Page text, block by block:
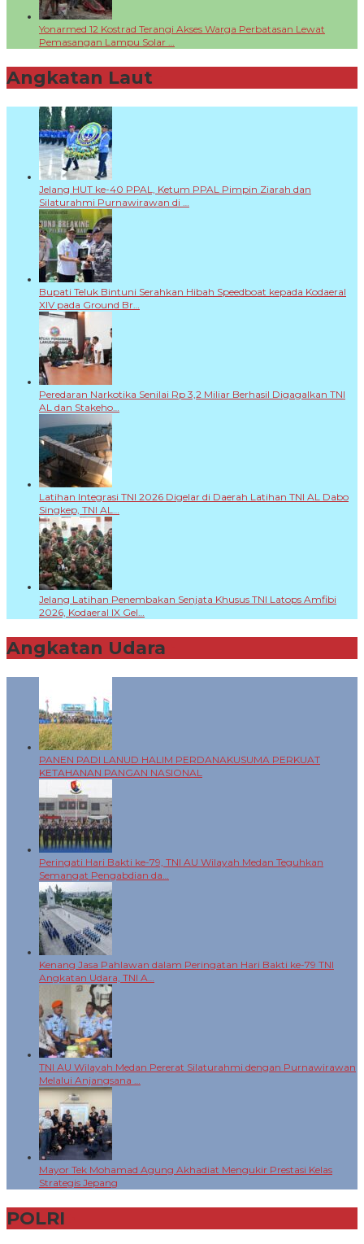
Yonarmed 12 Kostrad Terangi Akses Warga Perbatasan Lewat
Pemasangan Lampu Solar …
Angkatan Laut
Jelang HUT ke-40 PPAL, Ketum PPAL Pimpin Ziarah dan
Silaturahmi Purnawirawan di …
Bupati Teluk Bintuni Serahkan Hibah Speedboat kepada Kodaeral
XIV pada Ground Br…
Peredaran Narkotika Senilai Rp 3,2 Miliar Berhasil Digagalkan TNI
AL dan Stakeho…
Latihan Integrasi TNI 2026 Digelar di Daerah Latihan TNI AL Dabo
Singkep, TNI AL…
Jelang Latihan Penembakan Senjata Khusus TNI Latops Amfibi
2026, Kodaeral IX Gel…
Angkatan Udara
PANEN PADI LANUD HALIM PERDANAKUSUMA PERKUAT
KETAHANAN PANGAN NASIONAL
Peringati Hari Bakti ke-79, TNI AU Wilayah Medan Teguhkan
Semangat Pengabdian da…
Kenang Jasa Pahlawan dalam Peringatan Hari Bakti ke-79 TNI
Angkatan Udara, TNI A…
TNI AU Wilayah Medan Pererat Silaturahmi dengan Purnawirawan
Melalui Anjangsana …
Mayor Tek Mohamad Agung Akhadiat Mengukir Prestasi Kelas
Strategis Jepang
POLRI